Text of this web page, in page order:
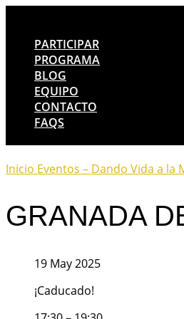
PARTICIPAR
PROGRAMA
BLOG
EQUIPO
CONTACTO
FAQS
Inicio Eventos – Dando Vida a la
GRANADA
19 May 2025
¡Caducado!